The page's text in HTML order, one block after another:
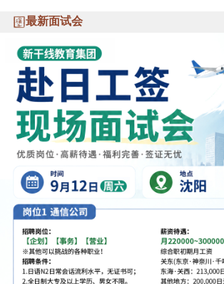
最新面试会